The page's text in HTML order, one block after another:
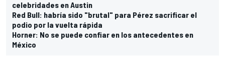
celebridades en Austin
Red Bull: habría sido "brutal" para Pérez sacrificar el
podio por la vuelta rápida
Horner: No se puede confiar en los antecedentes en
México